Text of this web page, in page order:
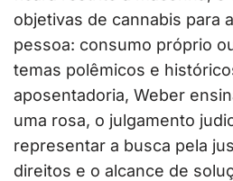
objetivas de cannabis para
pessoa: consumo próprio
temas polêmicos e
aposentadoria, Weber
uma rosa, o julgamento
representar a busca pela
direitos e o alcance de